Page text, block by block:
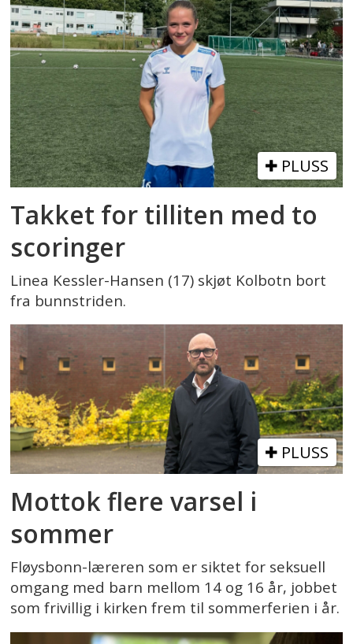
PLUSS
Takket for tilliten med to
scoringer
Linea Kessler-Hansen (17) skjøt Kolbotn bort
fra bunnstriden.
PLUSS
Mottok flere varsel i
sommer
Fløysbonn-læreren som er siktet for seksuell
omgang med barn mellom 14 og 16 år, jobbet
som frivillig i kirken frem til sommerferien i år.